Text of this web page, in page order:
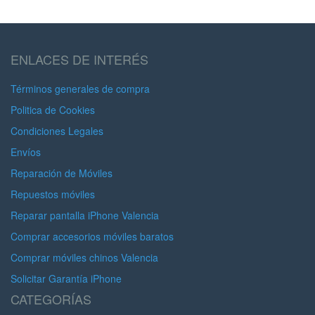
ENLACES DE INTERÉS
Términos generales de compra
Politica de Cookies
Condiciones Legales
Envíos
Reparación de Móviles
Repuestos móviles
Reparar pantalla iPhone Valencia
Comprar accesorios móviles baratos
Comprar móviles chinos Valencia
Solicitar Garantía iPhone
CATEGORÍAS